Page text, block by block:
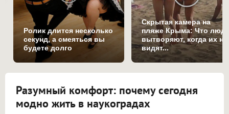
Ролик длится несколько
секунд, а смеяться вы
будете долго
Скрытая камера на
пляже Крыма: Что
вытворяют, когда их не
видят...
Разумный комфорт: почему сегодня
модно жить в наукоградах